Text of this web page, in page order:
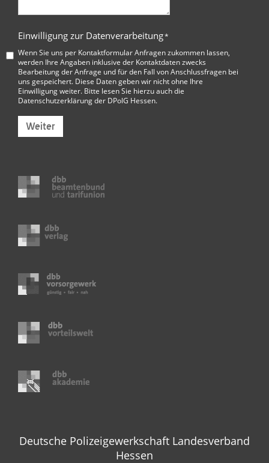
Einwilligung zur Datenverarbeitung*
Wenn Sie uns per Kontaktformular Anfragen zukommen lassen,
werden Ihre Angaben inklusive der Kontaktdaten zwecks
Bearbeitung der Anfrage und für den Fall von Anschlussfragen bei
uns gespeichert. Diese Daten geben wir nicht ohne Ihre
Einwilligung weiter. Bitte lesen Sie hierzu auch die
Datenschutzerklärung der DPolG Hessen.
Weiter
Deutsche Polizeigewerkschaft Landesverband
Hessen